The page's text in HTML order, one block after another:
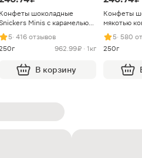
Конфеты шоколадные
Minis с карамелью
арахисом и нугой
5· 416 отзывов
962.99 ₽ · 1кг
В корзину
Конфеты
мякотью
5· 580
250г